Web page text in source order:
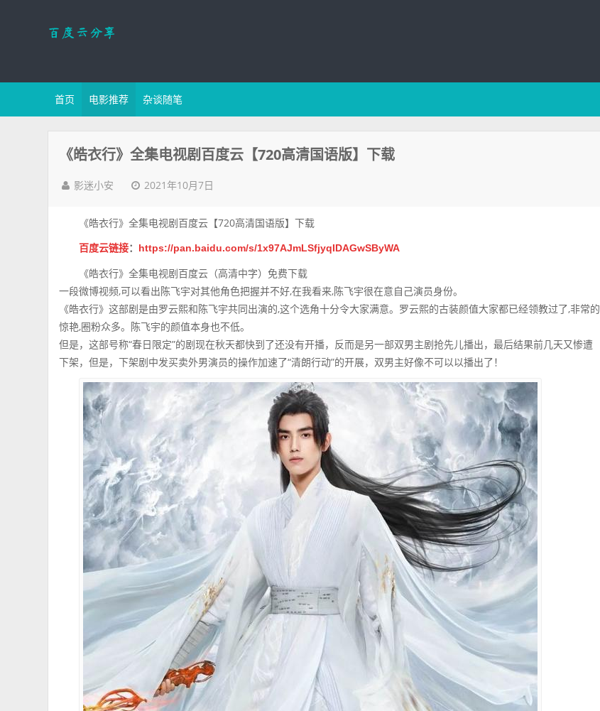
首页 电影推荐 杂谈随笔
《皓衣行》全集电视剧百度云【720高清国语版】下载
影迷小安 2021年10月7日
《皓衣行》全集电视剧百度云【720高清国语版】下载
百度云链接： https://pan.baidu.com/s/1x97AJmLSfjyqIDAGwSByWA
《皓衣行》全集电视剧百度云（高清中字）免费下载
一段微博视频,可以看出陈飞宇对其他角色把握并不好,在我看来,陈飞宇很在意自己演员身份。
《皓衣行》这部剧是由罗云熙和陈飞宇共同出演的,这个选角十分令大家满意。罗云熙的古装颜值大家都已经领教过了,非常的
惊艳,圈粉众多。陈飞宇的颜值本身也不低。
但是，这部号称“春日限定”的剧现在秋天都快到了还没有开播，反而是另一部双男主剧抢先儿播出，最后结果前几天又惨遭
下架，但是，下架剧中发买卖外男演员的操作加速了“清朗行动”的开展，双男主好像不可以以播出了！